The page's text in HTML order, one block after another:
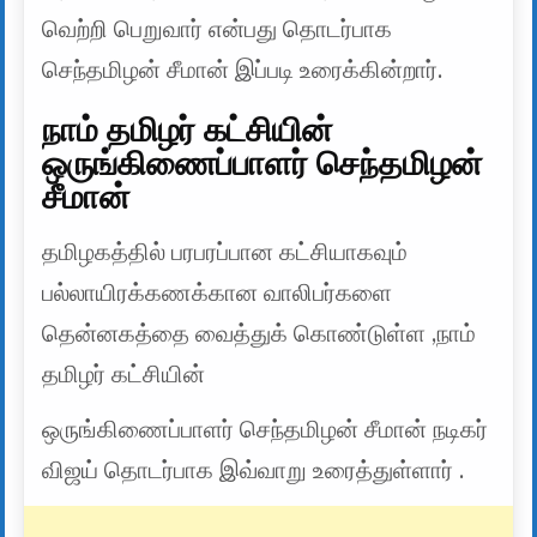
வெற்றி பெறுவார் என்பது தொடர்பாக
செந்தமிழன் சீமான் இப்படி உரைக்கின்றார்.
நாம் தமிழர் கட்சியின்
ஒருங்கிணைப்பாளர் செந்தமிழன்
சீமான்
தமிழகத்தில் பரபரப்பான கட்சியாகவும்
பல்லாயிரக்கணக்கான வாலிபர்களை
தென்னகத்தை வைத்துக் கொண்டுள்ள ,நாம்
தமிழர் கட்சியின்
ஒருங்கிணைப்பாளர் செந்தமிழன் சீமான் நடிகர்
விஜய் தொடர்பாக இவ்வாறு உரைத்துள்ளார் .